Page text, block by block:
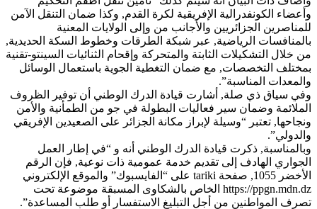
وأعضاء الكونفدرالية الإفريقية لكرة القدم, وكذا ضمان التنقل الآمن
للمناصرين الجزائريين والأجانب من وإلى الولايات المعنية
بالمنافسات الرياضية, عبر شبكة الطرقات وخطوط السكة الحديدية,
من خلال التشكيلات الثابتة والمتحركة وإقحام الثنائيات السينتو-تقنية
بمختلف التخصصات, مع ضمان التغطية الجوية باستعمال الوسائل
والمعدات المناسبة”.
وفي سياق ذي صلة, أشارت قيادة الدرك الوطني أن توفير الظروف
الملائمة وضمان سير فعاليات البطولة في جو من الطمأنية والأمن
ونجاحها, تعتبر “وسيلة لإبراز مكانة الجزائر على الصعيدين الإفريقي
والدولي”.
وبالمناسبة, ذكرت قيادة الدرك الوطني أنه و “في إطار العمل
الجواري الهادف إلى تقديم خدمة عمومية ذات نوعية, فإن الرقم
الأخضر 1055, صفحة tariki على “الفايسبوك” والموقع الإلكتروني
https://ppgn.mdn.dz الخاص بالشكاوى المسبقة موضوعة تحت
تصرف المواطنين من أجل التبليغ الاستفسار أو طلب المساعدة”.